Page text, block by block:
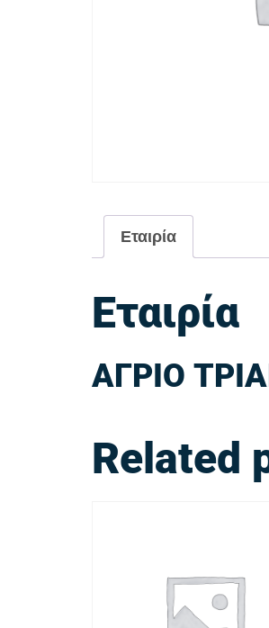
Εταιρία
Εταιρία
ΑΓΡΙΟ
Related